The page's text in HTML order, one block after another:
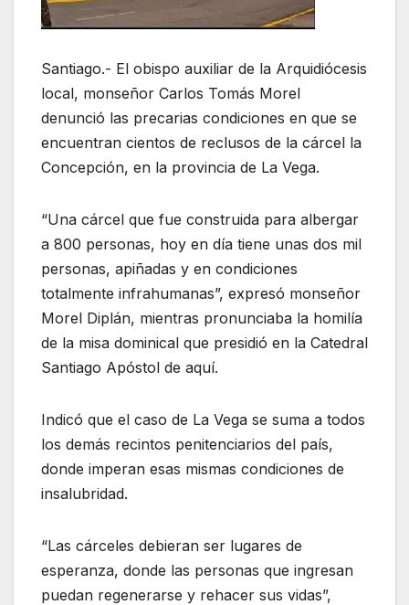
Santiago.- El obispo auxiliar de la Arquidiócesis
local, monseñor Carlos Tomás Morel
denunció las precarias condiciones en que se
encuentran cientos de reclusos de la cárcel la
Concepción, en la provincia de La Vega.
“Una cárcel que fue construida para albergar
a 800 personas, hoy en día tiene unas dos mil
personas, apiñadas y en condiciones
totalmente infrahumanas”, expresó monseñor
Morel Diplán, mientras pronunciaba la homilía
de la misa dominical que presidió en la Catedral
Santiago Apóstol de aquí.
Indicó que el caso de La Vega se suma a todos
los demás recintos penitenciarios del país,
donde imperan esas mismas condiciones de
insalubridad.
“Las cárceles debieran ser lugares de
esperanza, donde las personas que ingresan
puedan regenerarse y rehacer sus vidas”,